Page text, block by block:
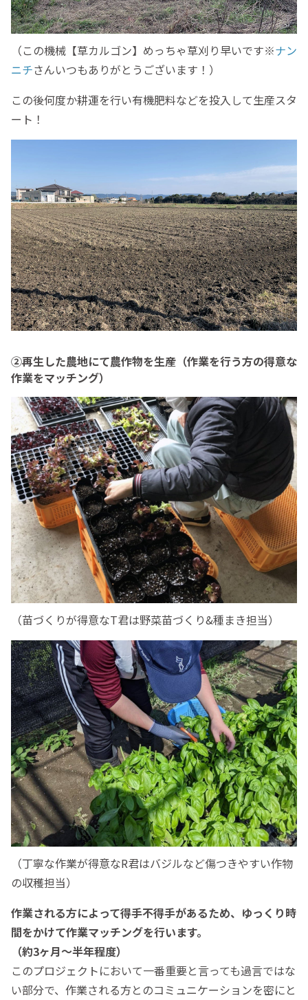
（この機械【草カルゴン】めっちゃ草刈り早いです※ナン
ニチさんいつもありがとうございます！）
この後何度か耕運を行い有機肥料などを投入して生産スタ
ート！
②再生した農地にて農作物を生産（作業を行う方の得意な
作業をマッチング）
（苗づくりが得意なT君は野菜苗づくり&種まき担当）
（丁寧な作業が得意なR君はバジルなど傷つきやすい作物
の収穫担当）
作業される方によって得手不得手があるため、ゆっくり時
間をかけて作業マッチングを行います。
（約3ヶ月〜半年程度）
このプロジェクトにおいて一番重要と言っても過言ではな
い部分で、作業される方とのコミュニケーションを密にと